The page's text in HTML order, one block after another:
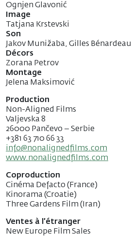
Ognjen Glavonić
Image
Tatjana Krstevski
Son
Jakov Munižaba, Gilles Bénardeau
Décors
Zorana Petrov
Montage
Jelena Maksimović
Production
Non-Aligned Films
Valjevska 8
26000 Pančevo – Serbie
+381 63 710 66 33
info@nonalignedfilms.com
www.nonalignedfilms.com
Coproduction
Cinéma Defacto (France)
Kinorama (Croatie)
Three Gardens Film (Iran)
Ventes à l’étranger
New Europe Film Sales